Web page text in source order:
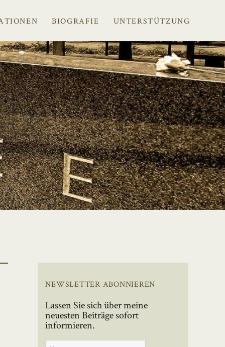
BIOGRAFIE UNTERSTÜTZUNG
NEWSLETTER ABONNIEREN
Lassen Sie sich über meine
neuesten Beiträge sofort
informieren.